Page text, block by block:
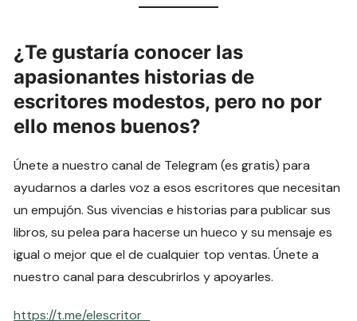
¿Te gustaría conocer las
apasionantes historias de
escritores modestos, pero no por
ello menos buenos?
Únete a nuestro canal de Telegram (es gratis) para
ayudarnos a darles voz a esos escritores que necesitan
un empujón. Sus vivencias e historias para publicar sus
libros, su pelea para hacerse un hueco y su mensaje es
igual o mejor que el de cualquier top ventas. Únete a
nuestro canal para descubrirlos y apoyarles.
https://t.me/elescritor_